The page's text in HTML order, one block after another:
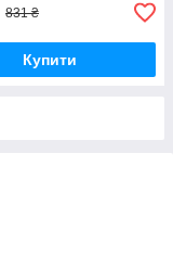
831 ₴
Купити